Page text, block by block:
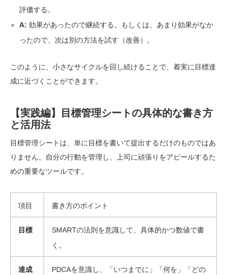
評価する。
A: 効果があったので継続する。もしくは、あまり効果がなか
ったので、次は別の方法を試す（改善）。
このように、小さなサイクルを回し続けることで、着実に目標達
成に近づくことができます。
【実践編】目標管理シートの具体的な書き方
と活用法
目標管理シートは、単に目標を書いて提出するだけのものではあ
りません。自分の行動を管理し、上司に頑張りをアピールするた
めの重要なツールです。
項目 書き方のポイント
目標
SMARTの法則を意識して、具体的かつ数値で書
く。
達成
PDCAを意識し、「いつまでに」「何を」「どの